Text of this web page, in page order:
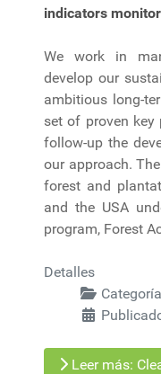
indicators
We work in
develop our
ambitious long-
set of proven key
follow-up the
our approach.
forest and
and the USA
program, Forest
Detalles
Leer más: